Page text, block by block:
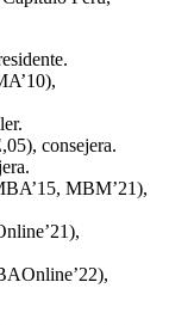
consejera.
MBM’21),